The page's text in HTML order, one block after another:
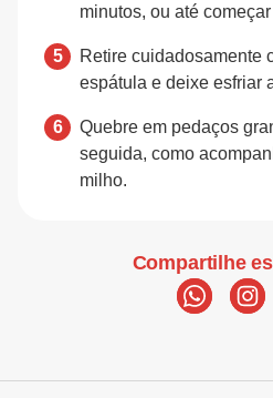
minutos, ou até
Retire cuidadosamente
espátula e deixe esfriar
Quebre em pedaços
seguida, como
milho.
Compartilhe